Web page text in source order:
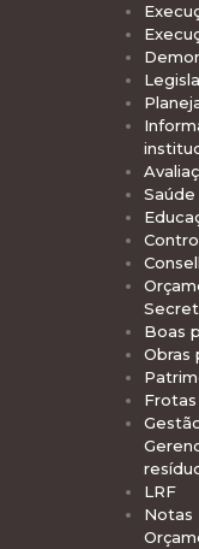
Saúde
Boas
Obras
Frotas
LRF
Notas